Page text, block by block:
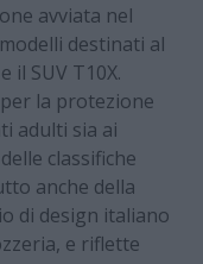
avviata nel
destinati al
il SUV T10X.
la protezione
adulti sia ai
classifiche
anche della
di design italiano
e riflette